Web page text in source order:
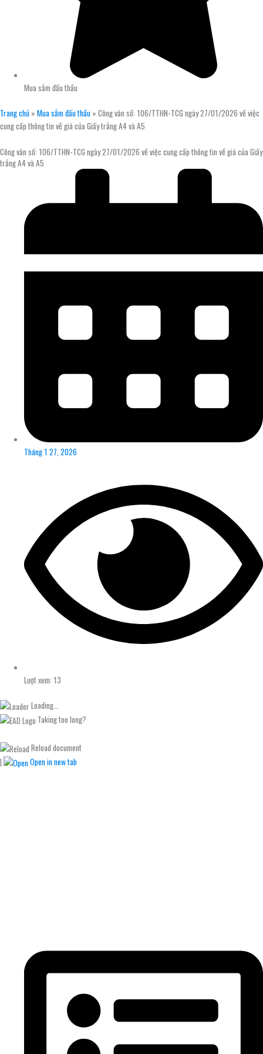
Mua sắm đấu thầu
Trang chủ » Mua sắm đấu thầu » Công văn số: 106/TTHN-TCG ngày 27/01/2026 về việc
cung cấp thông tin về giá của Giấy trắng A4 và A5
Công văn số: 106/TTHN-TCG ngày 27/01/2026 về việc cung cấp thông tin về giá của Giấy
trắng A4 và A5
Tháng 1 27, 2026
Lượt xem: 13
Loading...
Taking too long?
Reload document
|
Open in new tab